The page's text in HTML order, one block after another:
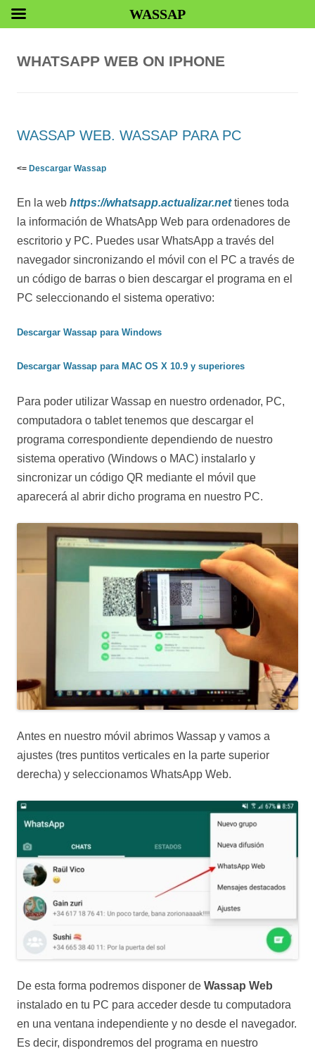
WHATSAPP WEB ON IPHONE
WASSAP WEB. WASSAP PARA PC
<= Descargar Wassap
En la web https://whatsapp.actualizar.nettienes toda
la información de WhatsApp Web para ordenadores de
escritorio y PC. Puedes usar WhatsApp a través del
navegador sincronizando el móvil con el PC a través de
un código de barras o bien descargar el programa en el
PC seleccionando el sistema operativo:
Descargar Wassap para Windows
Descargar Wassap para MAC OS X 10.9 y superiores
Para poder utilizar Wassap en nuestro ordenador, PC,
computadora o tablet tenemos que descargar el
programa correspondiente dependiendo de nuestro
sistema operativo (Windows o MAC) instalarlo y
sincronizar un código QR mediante el móvil que
aparecerá al abrir dicho programa en nuestro PC.
Antes en nuestro móvil abrimos Wassap y vamos a
ajustes (tres puntitos verticales en la parte superior
derecha) y seleccionamos WhatsApp Web.
De esta forma podremos disponer de Wassap Web
instalado en tu PC para acceder desde tu computadora
en una ventana independiente y no desde el navegador.
Es decir, dispondremos del programa en nuestro
WASSAP